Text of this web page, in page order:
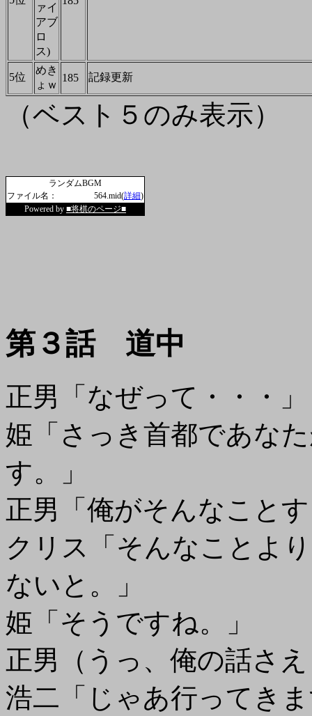
ァイ
アブ
ロ
ス)
5位
めき
ょｗ
185 記録更新
（ベスト５のみ表示）
ランダムBGM
ファイル名：
564.mid(詳細)
Powered by ■将棋のページ■
第３話 道中
正男「なぜって・・・」
姫「さっき首都であな
す。」
正男「俺がそんなこと
クリス「そんなことよ
ないと。」
姫「そうですね。」
正男（うっ、俺の話さ
浩二「じゃあ行ってき